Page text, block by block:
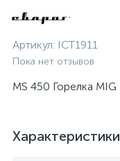
Артикул: ICT1911
Пока нет отзывов
MS 450 Горелка
Характеристики